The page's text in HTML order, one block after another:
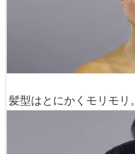
髪型はとにかくモリモリ。